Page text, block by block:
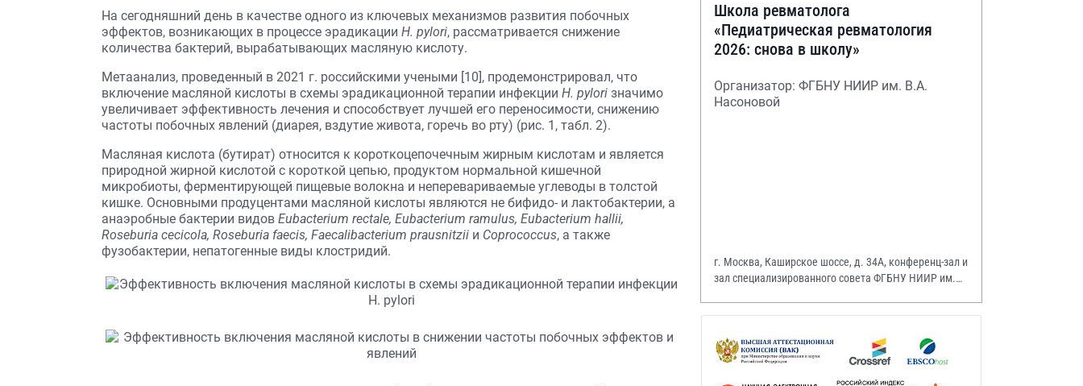
На сегодняшний день в качестве одного из ключевых механизмов развития побочных
эффектов, возникающих в процессе эрадикации H. pylori, рассматривается снижение
количества бактерий, вырабатывающих масляную кислоту.
Метаанализ, проведенный в 2021 г. российскими учеными [10], продемонстрировал, что
включение масляной кислоты в схемы эрадикационной терапии инфекции H. pylori значимо
увеличивает эффективность лечения и способствует лучшей его переносимости, снижению
частоты побочных явлений (диарея, вздутие живота, горечь во рту) (рис. 1, табл. 2).
Масляная кислота (бутират) относится к короткоцепочечным жирным кислотам и является
природной жирной кислотой с короткой цепью, продуктом нормальной кишечной
микробиоты, ферментирующей пищевые волокна и неперевариваемые углеводы в толстой
кишке. Основными продуцентами масляной кислоты являются не бифидо- и лактобактерии, а
анаэробные бактерии видов Eubacterium rectale, Eubacterium ramulus, Eubacterium hallii,
Roseburia cecicola, Roseburia faecis, Faecalibacterium prausnitzii и Coprococcus, а также
фузобактерии, непатогенные виды клостридий.
Школа ревматолога
«Педиатрическая ревматология
2026: снова в школу»
Организатор: ФГБНУ НИИР им. В.А.
Насоновой
г. Москва, Каширское шоссе, д. 34А, конференц-зал и
зал специализированного совета ФГБНУ НИИР им.